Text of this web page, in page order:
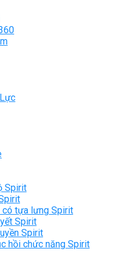
Spirit
tựa lưng Spirit
Spirit
Spirit
hồi chức năng Spirit